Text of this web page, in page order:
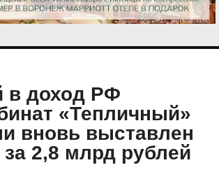
в доход РФ
«Тепличный»
вновь выставлен
за 2,8 млрд рублей